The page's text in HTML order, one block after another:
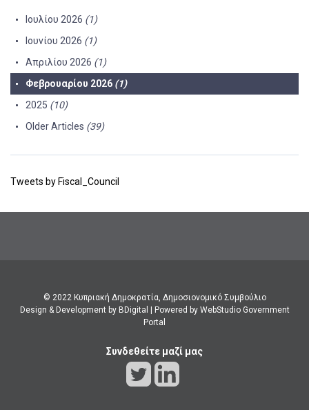
Ιουλίου 2026 (1)
Ιουνίου 2026 (1)
Απριλίου 2026 (1)
Φεβρουαρίου 2026 (1)
2025 (10)
Older Articles (39)
Tweets by Fiscal_Council
© 2022 Κυπριακή Δημοκρατία, Δημοσιονομικό Συμβούλιο
Design & Development by BDigital
Powered by WebStudio Government
Portal
Συνδεθείτε μαζί μας